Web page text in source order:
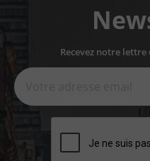
Recevez notre